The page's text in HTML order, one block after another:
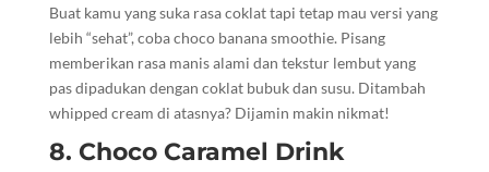
Buat kamu yang suka rasa coklat tapi tetap mau versi yang
lebih “sehat”, coba choco banana smoothie. Pisang
memberikan rasa manis alami dan tekstur lembut yang
pas dipadukan dengan coklat bubuk dan susu. Ditambah
whipped cream di atasnya? Dijamin makin nikmat!
8. Choco Caramel Drink